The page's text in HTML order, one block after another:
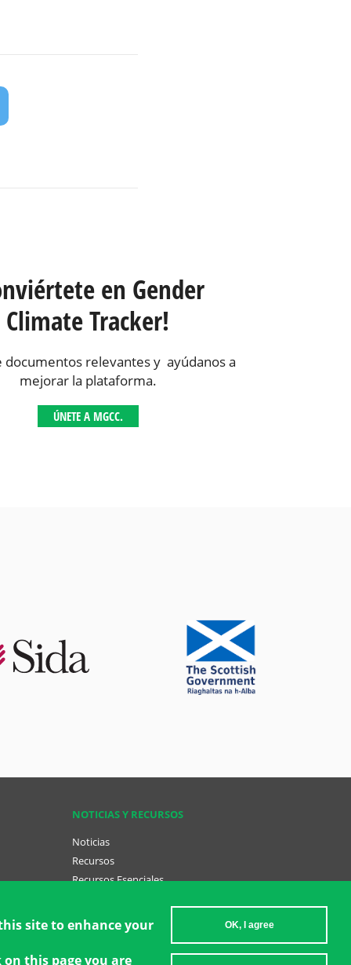
en Gender
Climate Tracker!
documentos relevantes y ayúdanos a
mejorar la plataforma.
ÚNETE A MGCC.
NOTICIAS Y RECURSOS
Noticias
Recursos
Recursos Esenciales
site to enhance your
this page you are
OK, I agree